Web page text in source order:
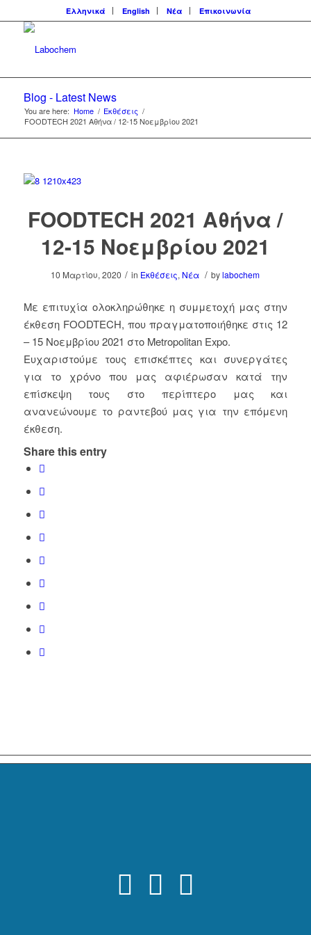
Ελληνικά English Νέα Επικοινωνία
Blog - Latest News
You are here: Home / Εκθέσεις /
FOODTECH 2021 Αθήνα / 12-15 Νοεμβρίου 2021
FOODTECH 2021 Αθήνα /
12-15 Νοεμβρίου 2021
10 Μαρτίου, 2020 / in Εκθέσεις, Νέα / bylabochem
Με επιτυχία ολοκληρώθηκε η συμμετοχή μας στην
έκθεση FOODTECH, που πραγματοποιήθηκε στις 12
– 15 Νοεμβρίου 2021 στο Metropolitan Expo.
Ευχαριστούμε τους επισκέπτες και συνεργάτες
για το χρόνο που μας αφιέρωσαν κατά την
επίσκεψη τους στο περίπτερο μας και
ανανεώνουμε το ραντεβού μας για την επόμενη
έκθεση.
Share this entry